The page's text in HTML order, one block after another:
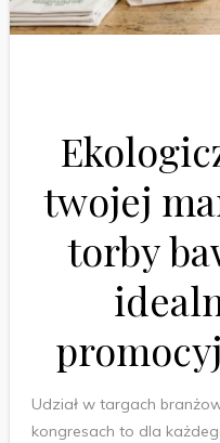
twojej
torby
Udział w targach
kongresach to dla